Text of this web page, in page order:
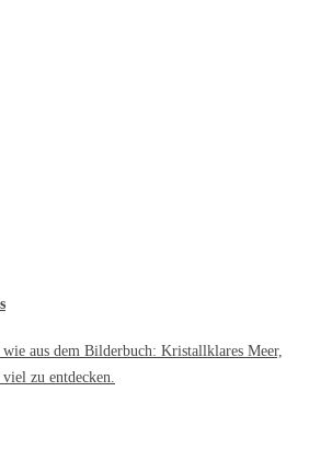
aus dem Bilderbuch: Kristallklares Meer,
zu entdecken.